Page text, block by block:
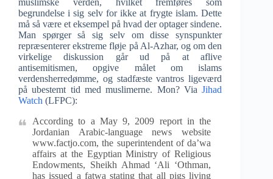
begrundelse i sig selv for ikke at frygte islam. Dette
må så være et eksempel på hvad der optager sindene.
Man spørger så sig selv om disse synspunkter
repræsenterer ekstreme fløje på Al-Azhar, og om den
virkelige diskussion går ud på at aflive
antisemitismen, opgive målet om islams
verdensherredømme, og stadfæste vantros ligeværd
på ubestemt tid med muslimerne. Mon? ViaJihad
Watch (LFPC):
According to a May 9, 2009 report in the
Jordanian Arabic-language news website
www.factjo.com, the superintendent of da’wa
affairs at the Egyptian Ministry of Religious
Endowments, Sheikh Ahmad ‘Ali ‘Othman,
has issued a fatwa stating that all pigs living